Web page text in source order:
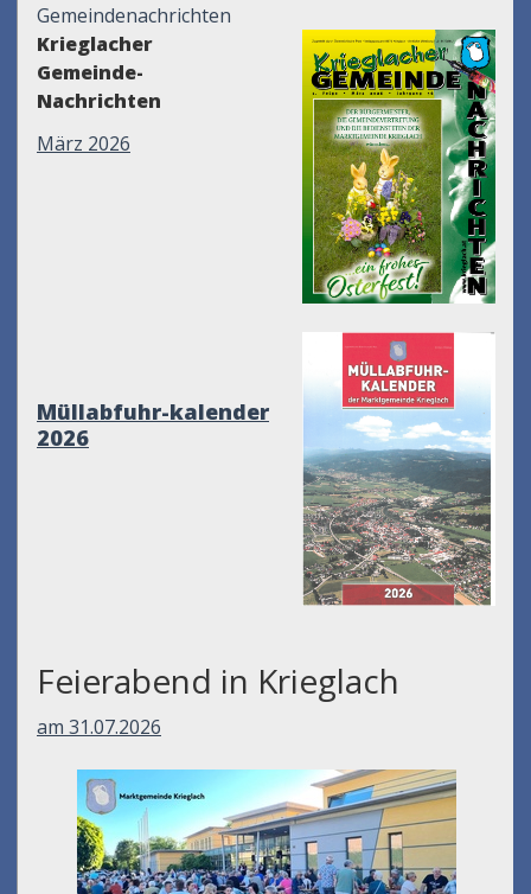
Gemeindenachrichten
Krieglacher
Gemeinde-
Nachrichten
März 2026
Müllabfuhr-kalender
2026
Feierabend in Krieglach
am 31.07.2026